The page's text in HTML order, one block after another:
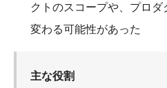
クトのスコープや、プロ
変わる可能性があった
主な役割